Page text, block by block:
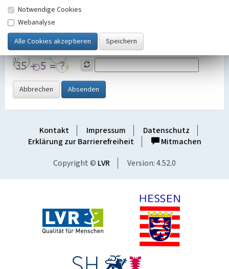
SicherheitsabfrageTragen Sie unten das Rechenergebnis aus der
Grafik ein
Abbrechen Absenden
Kontakt Impressum
Datenschutz
Erklärung zur Barrierefreiheit
Mitmachen
Copyright © LVR Version: 4.52.0
Notwendige Cookies
Webanalyse